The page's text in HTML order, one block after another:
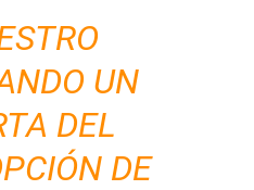
UN
DEL
DE